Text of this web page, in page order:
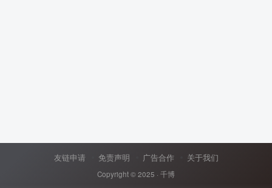
友链申请 免责声明 广告合作 关于我们
Copyright © 2025 · 千博